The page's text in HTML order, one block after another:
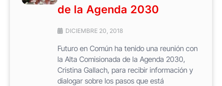
de la Agenda 2030
DICIEMBRE 20, 2018
Futuro en Común ha tenido una reunión con
la Alta Comisionada de la Agenda 2030,
Cristina Gallach, para recibir información y
dialogar sobre los pasos que está